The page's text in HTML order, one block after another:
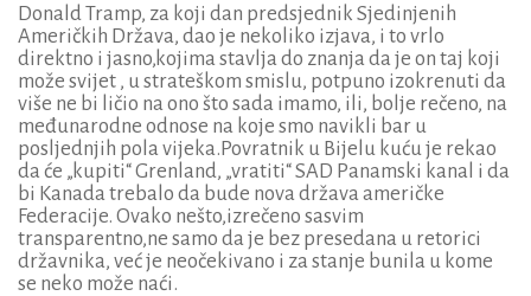
Donald Tramp, za koji dan predsjednik Sjedinjenih
Američkih Država, dao je nekoliko izjava, i to vrlo
direktno i jasno,kojima stavlja do znanja da je on taj koji
može svijet , u strateškom smislu, potpuno izokrenuti da
više ne bi ličio na ono što sada imamo, ili, bolje rečeno, na
međunarodne odnose na koje smo navikli bar u
posljednjih pola vijeka.Povratnik u Bijelu kuću je rekao
da će „kupiti“ Grenland, „vratiti“ SAD Panamski kanal i da
bi Kanada trebalo da bude nova država američke
Federacije. Ovako nešto,izrečeno sasvim
transparentno,ne samo da je bez presedana u retorici
državnika, već je neočekivano i za stanje bunila u kome
se neko može naći.